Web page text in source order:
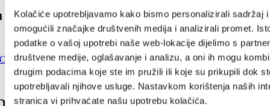
Kolačiće upotrebljavamo kako bismo personalizirali sadržaj
omogućili značajke društvenih medija i analizirali promet.
podatke o vašoj upotrebi naše web-lokacije dijelimo s
društvene medije, oglašavanje i analizu, a oni ih mogu
drugim podacima koje ste im pružili ili koje su prikupili dok
upotrebljavali njihove usluge. Nastavkom korištenja naših
stranica vi prihvaćate našu upotrebu kolačića.
2023. - days of tradition